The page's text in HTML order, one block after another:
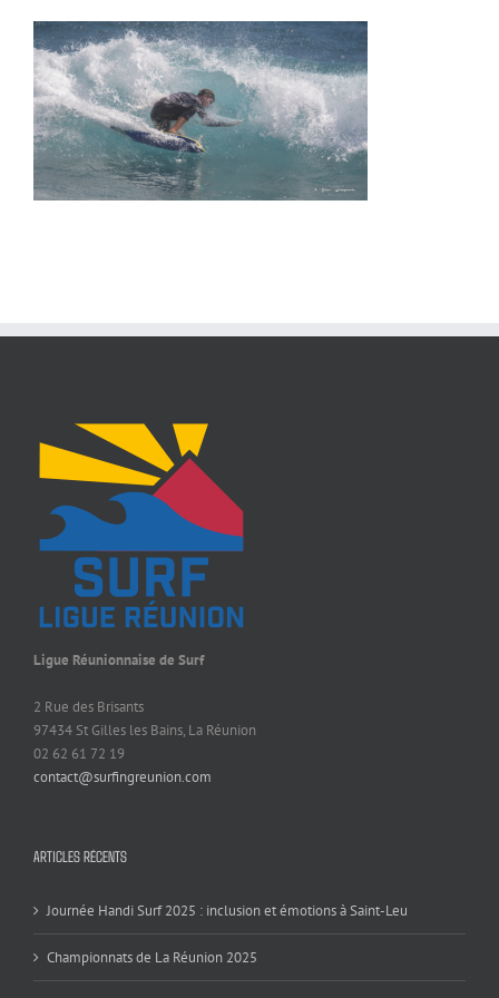
Ligue Réunionnaise de Surf
2 Rue des Brisants
97434 St Gilles les Bains, La Réunion
02 62 61 72 19
contact@surfingreunion.com
ARTICLES RÉCENTS
Journée Handi Surf 2025 : inclusion et émotions à Saint-Leu
Championnats de La Réunion 2025